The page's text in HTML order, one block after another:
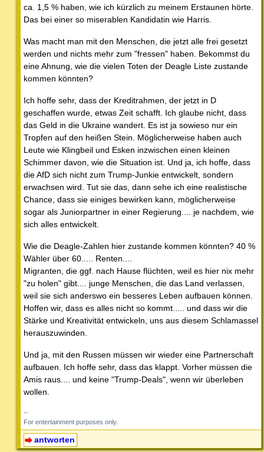
ca. 1,5 % haben, wie ich kürzlich zu meinem Erstaunen hörte.
Das bei einer so miserablen Kandidatin wie Harris.
Was macht man mit den Menschen, die jetzt alle frei gesetzt
werden und nichts mehr zum "fressen" haben. Bekommst du
eine Ahnung, wie die vielen Toten der Deagle Liste zustande
kommen könnten?
Ich hoffe sehr, dass der Kreditrahmen, der jetzt in D
geschaffen wurde, etwas Zeit schafft. Ich glaube nicht, dass
das Geld in die Ukraine wandert. Es ist ja sowieso nur ein
Tropfen auf den heißen Stein. Möglicherweise haben auch
Leute wie Klingbeil und Esken inzwischen einen kleinen
Schimmer davon, wie die Situation ist. Und ja, ich hoffe, dass
die AfD sich nicht zum Trump-Junkie entwickelt, sondern
erwachsen wird. Tut sie das, dann sehe ich eine realistische
Chance, dass sie einiges bewirken kann, möglicherweise
sogar als Juniorpartner in einer Regierung.... je nachdem, wie
sich alles entwickelt.
Wie die Deagle-Zahlen hier zustande kommen könnten? 40 %
Wähler über 60..... Renten....
Migranten, die ggf. nach Hause flüchten, weil es hier nix mehr
"zu holen" gibt.... junge Menschen, die das Land verlassen,
weil sie sich anderswo ein besseres Leben aufbauen können.
Hoffen wir, dass es alles nicht so kommt..... und dass wir die
Stärke und Kreativität entwickeln, uns aus diesem Schlamassel
herauszuwinden.
Und ja, mit den Russen müssen wir wieder eine Partnerschaft
aufbauen. Ich hoffe sehr, dass das klappt. Vorher müssen die
Amis raus.... und keine "Trump-Deals", wenn wir überleben
wollen.
--
For entertainment purposes only.
antworten